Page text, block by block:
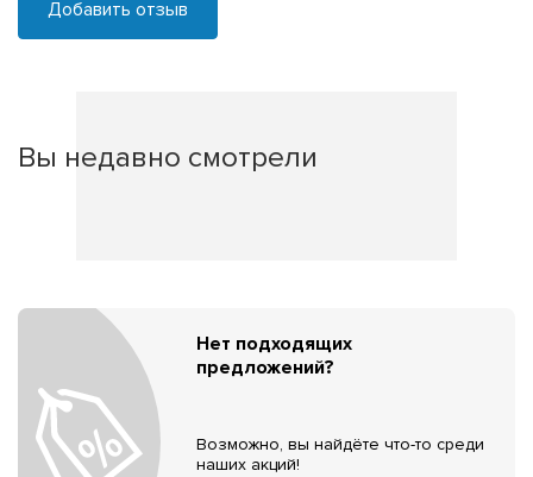
Добавить отзыв
Вы недавно смотрели
Нет подходящих
предложений?
Возможно, вы найдёте что-то среди
наших акций!